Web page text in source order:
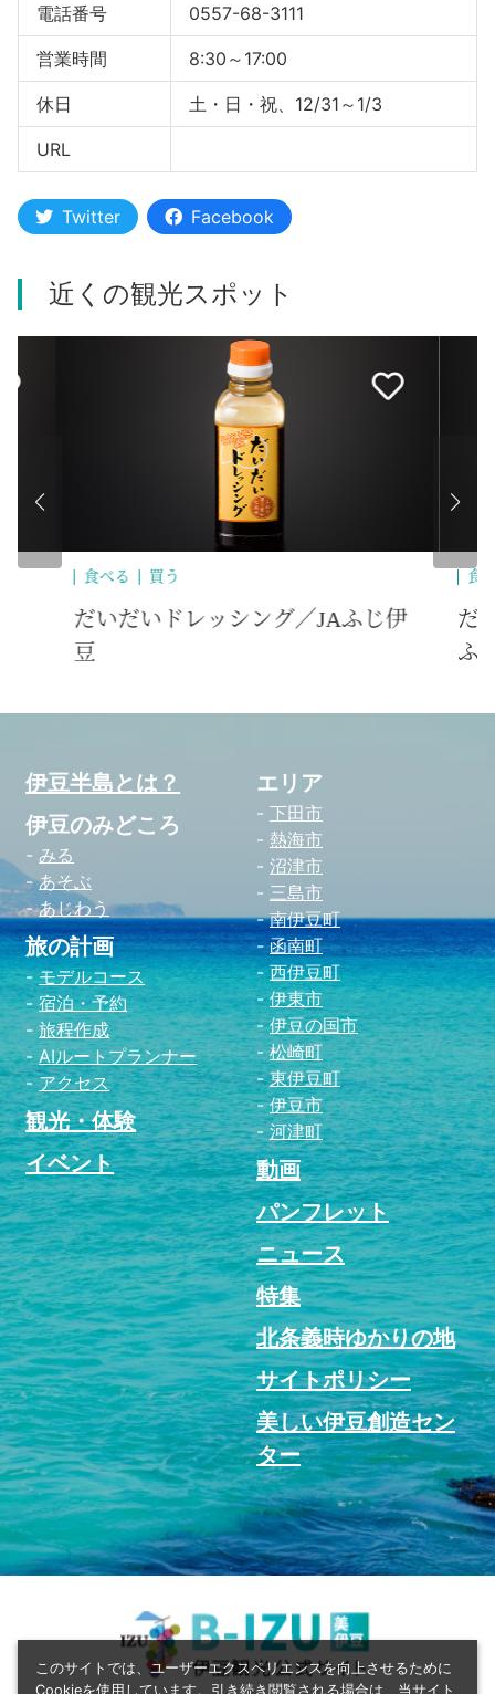
電話番号 0557-68-3111
営業時間 8:30～17:00
休日 土・日・祝、12/31～1/3
URL
Twitter Facebook
近くの観光スポット
ッシング／JAふじ伊
だいだいわざびドレ
このサイトでは、ユーザーエクスペリエンスを向上させるために
Cookieを使用しています。引き続き閲覧される場合は、当サイト
伊豆半島とは？
伊豆のみどころ
みる
あそぶ
あじわう
旅の計画
モデルコース
宿泊・予約
旅程作成
AIルートプランナー
アクセス
観光・体験
イベント
エリア
下田市
熱海市
沼津市
三島市
南伊豆町
函南町
西伊豆町
伊東市
伊豆の国市
松崎町
東伊豆町
伊豆市
河津町
動画
パンフレット
ニュース
特集
北条義時ゆかりの地
サイトポリシー
美しい伊豆創造セン
ター